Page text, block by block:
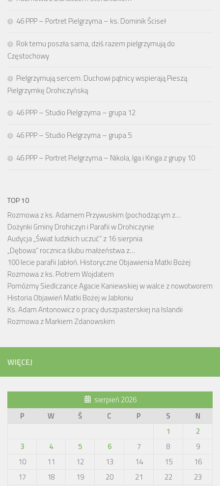
46 PPP – Portret Pielgrzyma – ks. Dominik Ściseł
Rok temu poszła sama, dziś razem pielgrzymują do
Częstochowy
Pielgrzymują sercem. Duchowi pątnicy wspierają Pieszą
Pielgrzymkę Drohiczyńską
46 PPP – Studio Pielgrzyma – grupa 12
46 PPP – Studio Pielgrzyma – grupa 5
46 PPP – Portret Pielgrzyma – Nikola, Iga i Kinga z grupy 10
TOP 10
Rozmowa z ks. Adamem Przywuskim (pochodzącym z…
Dożynki Gminy Drohiczyn i Parafii w Drohiczynie
Audycja „Świat ludzkich uczuć” z 16 sierpnia
„Dębowa” rocznica ślubu małżeństwa z…
100 lecie parafii Jabłoń. Historyczne Objawienia Matki Bożej
Rozmowa z ks. Piotrem Wojdatem
Pomóżmy Siedlczance Agacie Kaniewskiej w walce z nowotworem
Historia Objawień Matki Bożej w Jabłoniu
Ks. Adam Antonowicz o pracy duszpasterskiej na Islandii
Rozmowa z Markiem Zdanowskim
WIĘCEJ
sierpień 2026
P
W Ś C P S
N
1
2
3
4 5 6 7 8
9
10
11 12 13 14 15
16
17
18 19 20 21 22
23